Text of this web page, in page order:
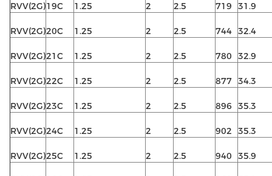
RVV(2G)19C 1.25 2 2.5 719 31.9
RVV(2G)20C 1.25 2 2.5 744 32.4
RVV(2G)21C 1.25 2 2.5 780 32.9
RVV(2G)22C 1.25 2 2.5 877 34.3
RVV(2G)23C 1.25 2 2.5 896 35.3
RVV(2G)24C 1.25 2 2.5 902 35.3
RVV(2G)25C 1.25 2 2.5 940 35.9